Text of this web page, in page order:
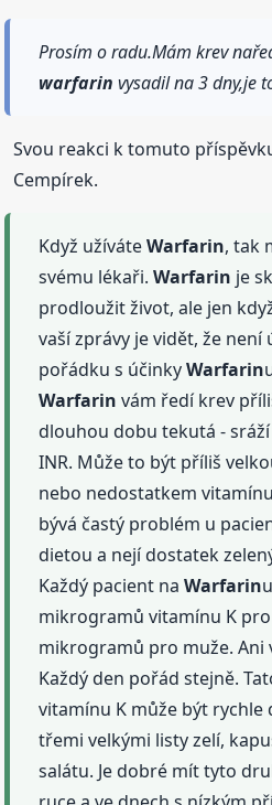
Prosím o radu.Mám krev
warfarin vysadil na 3 dny,je
Svou reakci k tomuto
Cempírek.
Když užíváteWarfarin, tak
svému lékaři.Warfarin je
prodloužit život, ale jen
vaší zprávy je vidět, že není
pořádku s účinkyWarfarin
Warfarin vám ředí krev
dlouhou dobu tekutá -
INR. Může to být příliš
nebo nedostatkem
bývá častý problém u
dietou a nejí dostatek
Každý pacient naWarfarin
mikrogramů vitamínu K pro
mikrogramů pro muže. Ani
Každý den pořád stejně.
vitamínu K může být rychle
třemi velkými listy zelí,
salátu. Je dobré mít tyto